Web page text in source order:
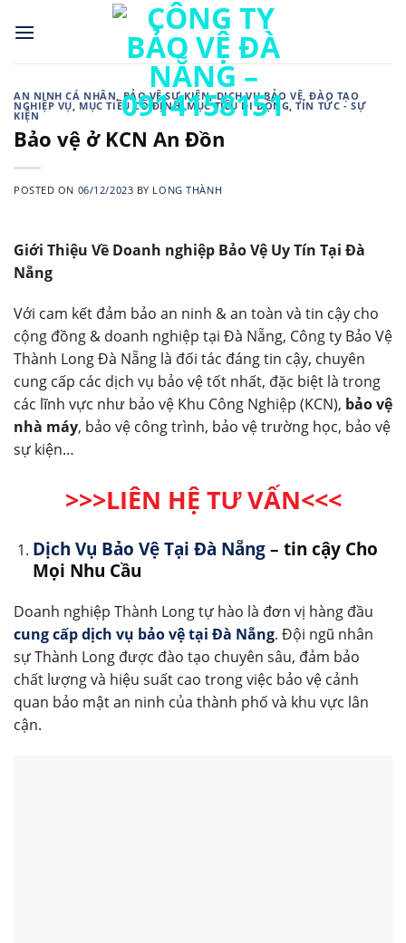
AN NINH CÁ NHÂN, BẢO VỆ SỰ KIỆN,DỊCH VỤ BẢO VỆ,ĐÀO TẠO
NGHIỆP VỤ, MỤC TIÊU CỐ ĐỊNH ,MỤC TIÊU DI ĐỘNG,TIN TỨC - SỰ
KIỆN
Bảo vệ ở KCN An Đồn
POSTED ON 06/12/2023 BY LONG THÀNH
Giới Thiệu Về Doanh nghiệp Bảo Vệ Uy Tín Tại Đà
Nẵng
Với cam kết đảm bảo an ninh & an toàn và tin cậy cho
cộng đồng & doanh nghiệp tại Đà Nẵng, Công ty Bảo Vệ
Thành Long Đà Nẵng là đối tác đáng tin cậy, chuyên
cung cấp các dịch vụ bảo vệ tốt nhất, đặc biệt là trong
các lĩnh vực như bảo vệ Khu Công Nghiệp (KCN), bảo vệ
nhà máy, bảo vệ công trình, bảo vệ trường học, bảo vệ
sự kiện…
>>>LIÊN HỆ TƯ VẤN<<<
Dịch Vụ Bảo Vệ Tại Đà Nẵng– tin cậy Cho
Mọi Nhu Cầu
Doanh nghiệp Thành Long tự hào là đơn vị hàng đầu
cung cấp dịch vụ bảo vệ tại Đà Nẵng. Đội ngũ nhân
sự Thành Long được đào tạo chuyên sâu, đảm bảo
chất lượng và hiệu suất cao trong việc bảo vệ cảnh
quan bảo mật an ninh của thành phố và khu vực lân
cận.